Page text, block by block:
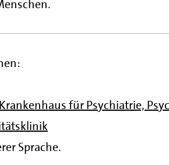
für Psychiatrie,
Sprache.